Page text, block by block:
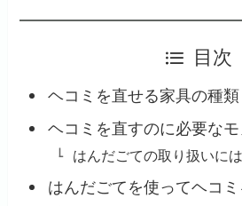
目次
ヘコミを直せる家具の種類
ヘコミを直すのに必要なモ
はんだごての取り扱いに
はんだごてを使ってヘコ